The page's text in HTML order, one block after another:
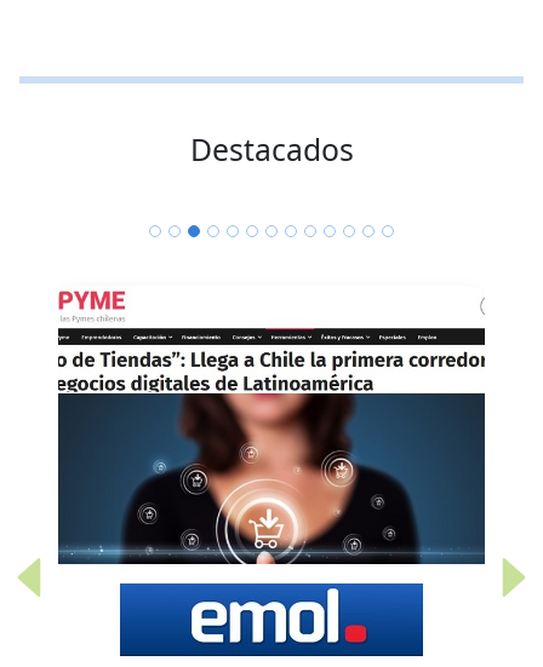
Destacados
Previous